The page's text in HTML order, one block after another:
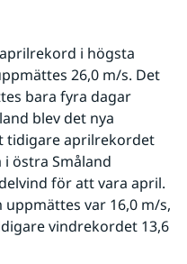
i högsta
26,0 m/s. Det
bara fyra dagar
blev det nya
tidigare aprilrekordet
i östra Småland
för att vara april.
var 16,0 m/s,
vindrekordet 13,6